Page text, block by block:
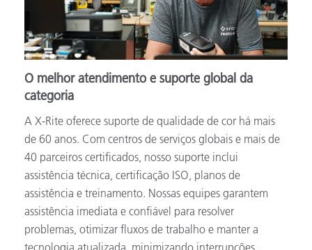
O melhor atendimento e suporte global da
categoria
A X-Rite oferece suporte de qualidade de cor há mais
de 60 anos. Com centros de serviços globais e mais de
40 parceiros certificados, nosso suporte inclui
assistência técnica, certificação ISO, planos de
assistência e treinamento. Nossas equipes garantem
assistência imediata e confiável para resolver
problemas, otimizar fluxos de trabalho e manter a